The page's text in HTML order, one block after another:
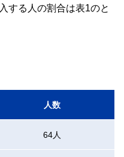
ンバーと金融や経済に精通した
する人の割合は表1のと
人数
64人